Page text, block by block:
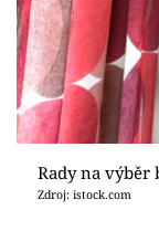
Rady na výběr
Zdroj: istock.com